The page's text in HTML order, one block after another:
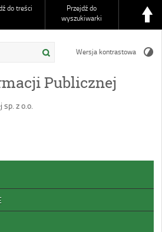
do treści
Przejdź do
wyszukiwarki
Publicznej
sp. z o.o.
Wersja kontrastowa